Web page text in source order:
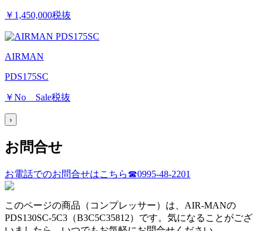
￥1,450,000税抜
AIRMAN
PDS175SC
￥No Sale税抜
›
お問合せ
お電話でのお問合せはこちら☎0995-48-2201
このページの商品（コンプレッサー）は、 AIR-MANの
PDS130SC-5C3（B3C5C35812） です。気になることがござ